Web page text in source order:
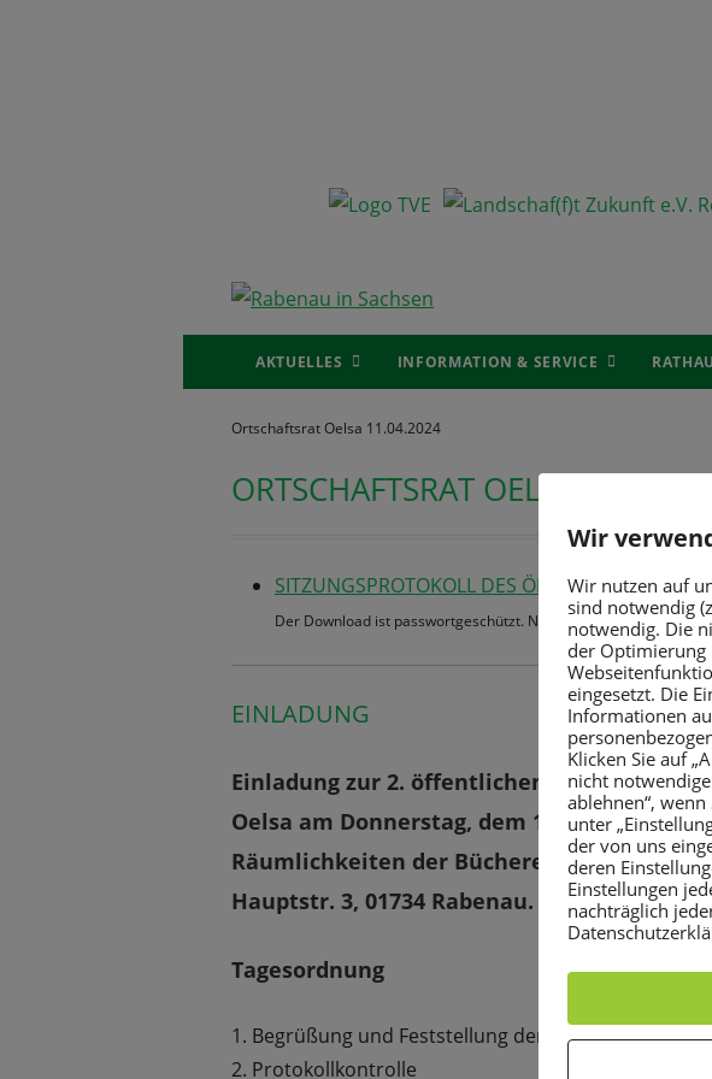
Primary
Menu
AKTUELLES INFORMATION & SERVICE
Breadcrumbnavigation
Ortschaftsrat Oelsa 11.04.2024
ORTSCHAFTSRAT OELSA
SITZUNGSPROTOKOLL DES ÖFFENTLICHEN TEILS
Der Download ist passwortgeschützt. Nutzen Sie das Passwort:
EINLADUNG
Einladung zur 2. öffentlichen Sitzung 2024
Oelsa am Donnerstag, dem 11. April 2024,
Räumlichkeiten der Bücherei Oelsa im
Hauptstr. 3, 01734 Rabenau.
Tagesordnung
1. Begrüßung und Feststellung der
2. Protokollkontrolle
Wir
Wir nutzen auf
sind notwendig
notwendig. Die
der Optimierung
eingesetzt. Die
Informationen
Klicken Sie auf
nicht
ablehnen“,
unter
der von uns
deren
Einstellungen
nachträglich